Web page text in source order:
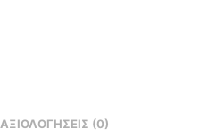
ΑΞΙΟΛΟΓΉΣΕΙΣ (0)